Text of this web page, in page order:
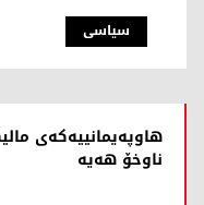
سیاسی
هاوپەیمانییەکەی
ناوخۆ هەیە